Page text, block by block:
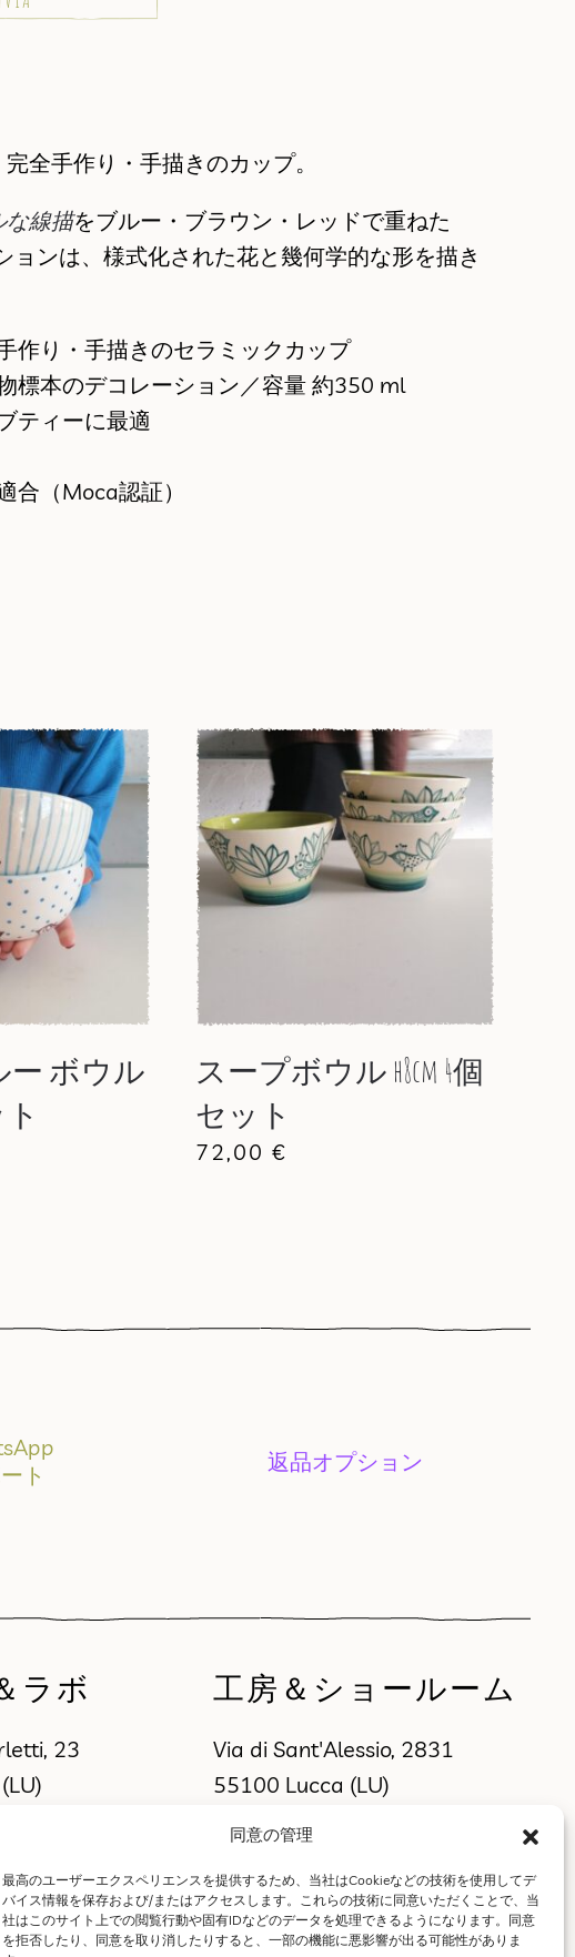
同意の管理
最高のユーザーエクスペリエンスを提供するため、当社はCookieなどの技術を使用してデ
バイス情報を保存および/またはアクセスします。これらの技術に同意いただくことで、当
社はこのサイト上での閲覧行動や固有IDなどのデータを処理できるようになります。同意
を拒否したり、同意を取り消したりすると、一部の機能に悪影響が出る可能性がありま
全手作り・手描きのカップ。
な線描をブルー・ブラウン・レッドで重ねた
ョンは、様式化された花と幾何学的な形を描き
作り・手描きのセラミックカップ
標本のデコレーション／容量 約350 ml
ティーに最適
合（Moca認証）
ー ボウル
ト
スープボウル h8cm 4個
セット
72,00 €
ト
返品オプション
ラボ
23
工房＆ショールーム
Via di Sant'Alessio, 2831
55100 Lucca (LU)